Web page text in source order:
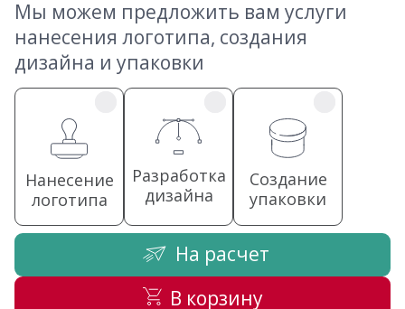
Мы можем предложить вам услуги
нанесения логотипа, создания
дизайна и упаковки
Нанесение
логотипа
Разработка
дизайна
Создание
упаковки
На расчет
В корзину